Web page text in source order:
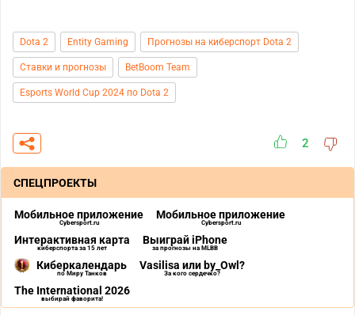
Dota 2 Entity Gaming Прогнозы на киберспорт Dota 2
Ставки и прогнозы BetBoom Team
Esports World Cup 2024 по Dota 2
2
СПЕЦПРОЕКТЫ
Мобильное приложение
Cybersport.ru
Мобильное приложение
Cybersport.ru
Интерактивная карта
киберспорта за 15 лет
Выиграй iPhone
за прогнозы на MLBB
Киберкалендарь
по Миру Танков
Vasilisa или by_Owl?
За кого сердечко?
The International 2026
выбирай фаворита!